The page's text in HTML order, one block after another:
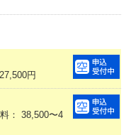
円
： 38,500〜4